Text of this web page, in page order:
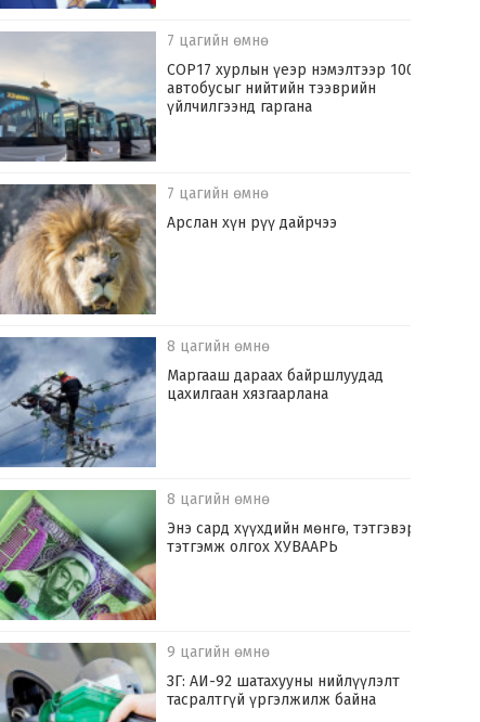
7 цагийн өмнө
COP17 хурлын үеэр нэмэлтээр 100
автобусыг нийтийн тээврийн
үйлчилгээнд гаргана
7 цагийн өмнө
Арслан хүн рүү дайрчээ
8 цагийн өмнө
Маргааш дараах байршлуудад
цахилгаан хязгаарлана
8 цагийн өмнө
Энэ сард хүүхдийн мөнгө, тэтгэвэр,
тэтгэмж олгох ХУВААРЬ
9 цагийн өмнө
ЗГ: АИ-92 шатахууны нийлүүлэлт
тасралтгүй үргэлжилж байна